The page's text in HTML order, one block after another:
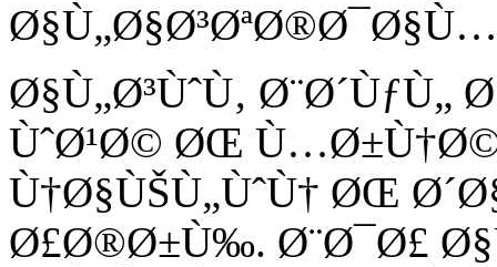
Ø§Ù„Ø³ÙˆÙ‚
ÙˆØ¹Ø© ØŒ
Ù†Ø§ÙŠÙ„ÙˆÙ† ØŒ
Ø£Ø®Ø±Ù‰. Ø¨Ø¯Ø£